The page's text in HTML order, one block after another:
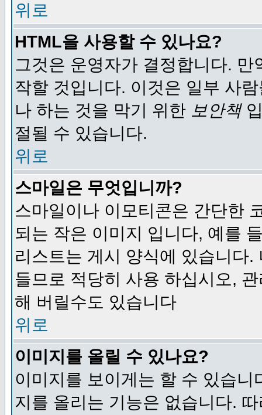
위로
HTML을 사용할 수 있나요?
그것은 운영자가 결정합니다.
작할 것입니다. 이것은 일부 사
나 하는 것을 막기 위한 보안책
절될 수 있습니다.
위로
스마일은 무엇입니까?
스마일이나 이모티콘은 간단한
되는 작은 이미지 입니다, 예를
리스트는 게시 양식에 있습니다
들므로 적당히 사용 하십시오,
해 버릴수도 있습니다
위로
이미지를 올릴 수 있나요?
이미지를 보이게는 할 수 있습
지를 올리는 기능은 없습니다.